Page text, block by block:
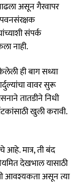
असून गैरवापर
संपर्क
नाही.
ही बाग सध्या
वावर सुरू
तातडीने निधी
खुली करावी.
आहे. मात्र, ती बंद
देखभाल यासाठी
आवश्यकता असून त्या